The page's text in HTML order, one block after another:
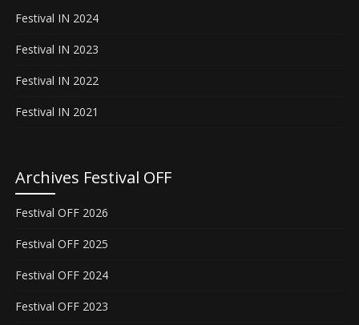
Festival IN 2024
Festival IN 2023
Festival IN 2022
Festival IN 2021
Archives Festival OFF
Festival OFF 2026
Festival OFF 2025
Festival OFF 2024
Festival OFF 2023